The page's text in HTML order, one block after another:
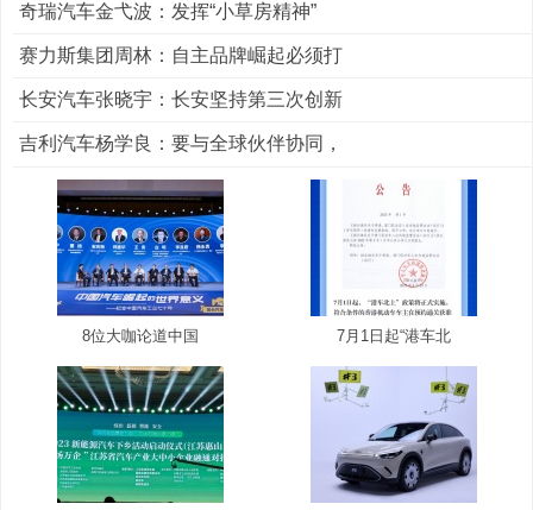
奇瑞汽车金弋波：发挥“小草房精神”
赛力斯集团周林：自主品牌崛起必须打
长安汽车张晓宇：长安坚持第三次创新
吉利汽车杨学良：要与全球伙伴协同，
8位大咖论道中国 7月1日起“港车北